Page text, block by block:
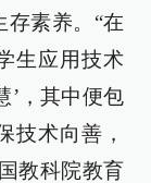
存素养。“在
生应用技术
’，其中便包
技术向善，
教科院教育